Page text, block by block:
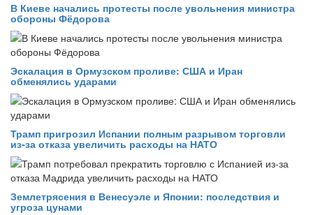
В Киеве начались протесты после увольнения министра
обороны Фёдорова
Эскалация в Ормузском проливе: США и Иран
обменялись ударами
Трамп пригрозил Испании полным разрывом торговли
из‑за отказа увеличить расходы на НАТО
Землетрясения в Венесуэле и Японии: последствия и
угроза цунами